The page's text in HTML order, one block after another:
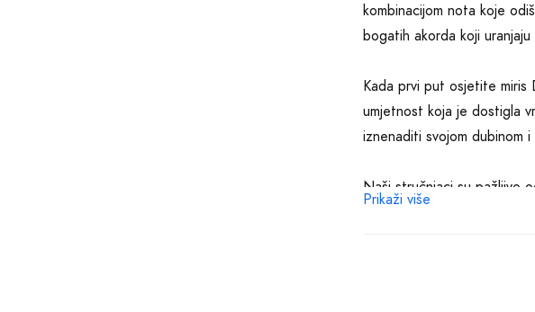
kombinacijom nota koje
bogatih akorda koji
Kada prvi put osjetite miris
umjetnost koja je dostigla
iznenaditi svojom dubinom i
Naši stručnjaci su pažljivo
Prikaži više